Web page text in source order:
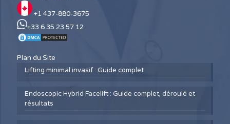
+1 437-880-3675
+33 6 35 23 57 12
Plan du Site
Lifting minimal invasif : Guide complet
Endoscopic Hybrid Facelift : Guide complet, déroulé et
résultats